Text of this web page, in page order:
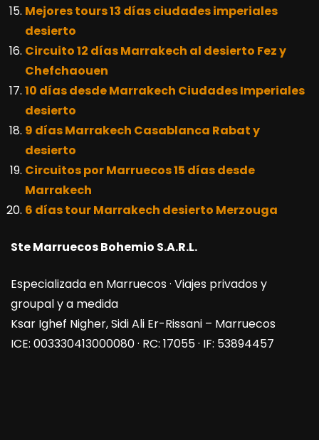
Mejores tours 13 días ciudades imperiales
desierto
Circuito 12 días Marrakech al desierto Fez y
Chefchaouen
10 días desde Marrakech Ciudades Imperiales
desierto
9 días Marrakech Casablanca Rabat y
desierto
Circuitos por Marruecos 15 días desde
Marrakech
6 días tour Marrakech desierto Merzouga
Ste Marruecos Bohemio S.A.R.L.
Especializada en Marruecos · Viajes privados y
groupal y a medida
Ksar Ighef Nigher, Sidi Ali Er-Rissani – Marruecos
ICE: 003330413000080 · RC: 17055 · IF: 53894457